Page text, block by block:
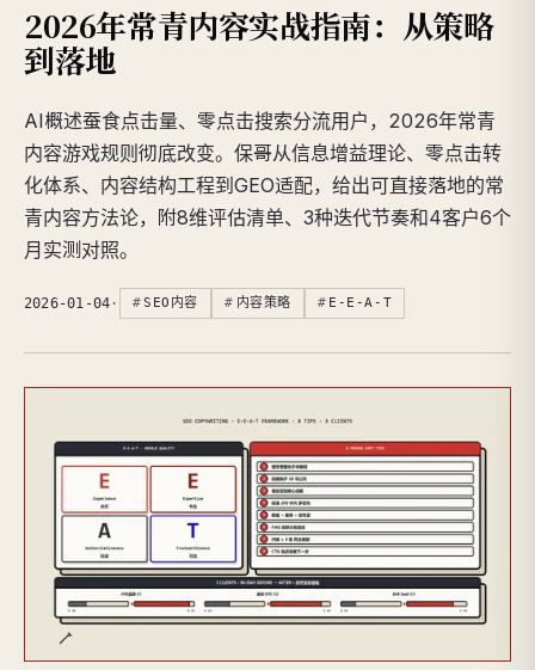
2026年常青内容实战指南：从策略
到落地
AI概述蚕食点击量、零点击搜索分流用户，2026年常青
内容游戏规则彻底改变。保哥从信息增益理论、零点击转
化体系、内容结构工程到GEO适配，给出可直接落地的常
青内容方法论，附8维评估清单、3种迭代节奏和4客户6个
月实测对照。
2026-01-04 · SEO内容 内容策略 E-E-A-T